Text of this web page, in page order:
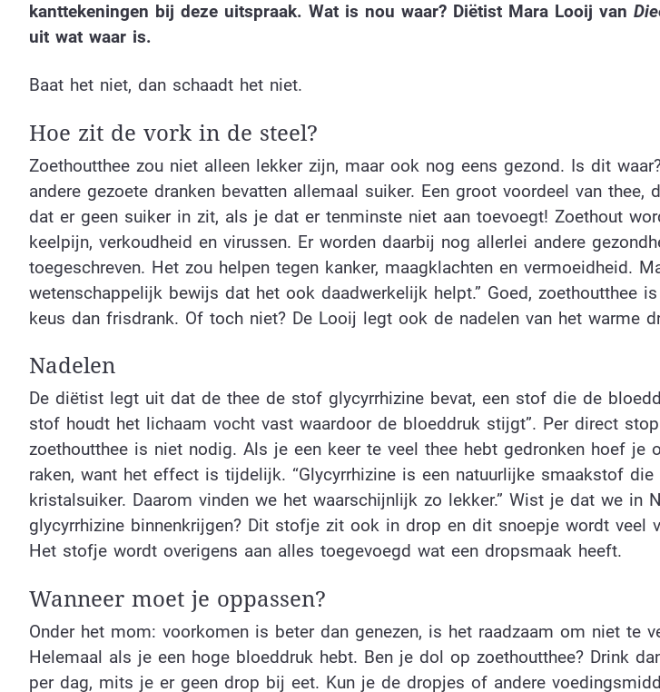
kanttekeningen bij deze uitspraak. Wat is nou waar? Diëtist Mara Looij van
uit wat waar is.
Baat het niet, dan schaadt het niet.
Hoe zit de vork in de steel?
Zoethoutthee zou niet alleen lekker zijn, maar ook nog eens gezond. Is dit
andere gezoete dranken bevatten allemaal suiker. Een groot voordeel van thee,
dat er geen suiker in zit, als je dat er tenminste niet aan toevoegt! Zoethout
keelpijn, verkoudheid en virussen. Er worden daarbij nog allerlei andere
toegeschreven. Het zou helpen tegen kanker, maagklachten en vermoeidheid.
wetenschappelijk bewijs dat het ook daadwerkelijk helpt.” Goed, zoethoutthee
keus dan frisdrank. Of toch niet? De Looij legt ook de nadelen van het warme
Nadelen
De diëtist legt uit dat de thee de stof glycyrrhizine bevat, een stof die de
stof houdt het lichaam vocht vast waardoor de bloeddruk stijgt”. Per direct
zoethoutthee is niet nodig. Als je een keer te veel thee hebt gedronken hoef je
raken, want het effect is tijdelijk. “Glycyrrhizine is een natuurlijke smaakstof
kristalsuiker. Daarom vinden we het waarschijnlijk zo lekker.” Wist je dat we in
glycyrrhizine binnenkrijgen? Dit stofje zit ook in drop en dit snoepje wordt veel
Het stofje wordt overigens aan alles toegevoegd wat een dropsmaak heeft.
Wanneer moet je oppassen?
Onder het mom: voorkomen is beter dan genezen, is het raadzaam om niet te
Helemaal als je een hoge bloeddruk hebt. Ben je dol op zoethoutthee? Drink
per dag, mits je er geen drop bij eet. Kun je de dropjes of andere